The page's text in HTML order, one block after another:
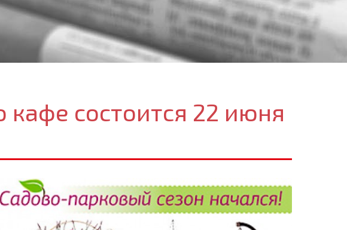
состоится 22 июня